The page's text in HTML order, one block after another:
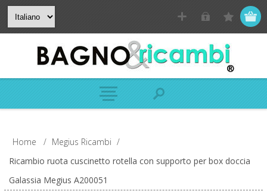
Home / Megius Ricambi /
Ricambio ruota cuscinetto rotella con supporto per box doccia
Galassia Megius A200051